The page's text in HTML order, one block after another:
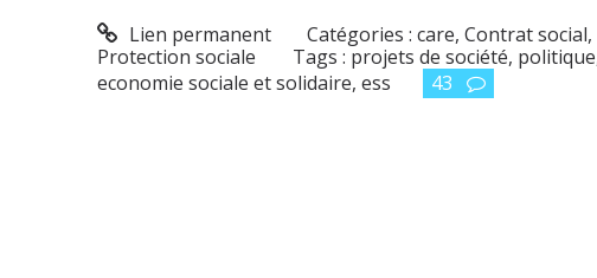
Lien permanent Catégories :care,Contrat social,
Protection sociale
Tags : projets de société, politique
economie sociale et solidaire, ess 43